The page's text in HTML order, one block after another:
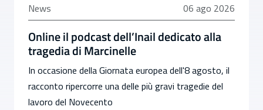
News 06 agosto 2026
06 ago 2026
Online il podcast dell’Inail dedicato alla
tragedia di Marcinelle
In occasione della Giornata europea dell'8 agosto, il
racconto ripercorre una delle più gravi tragedie del
lavoro del Novecento